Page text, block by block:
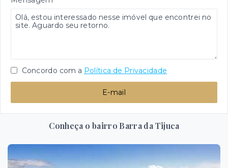
Concordo com a Política de Privacidade
E-mail
Conheça o bairro Barra da Tijuca